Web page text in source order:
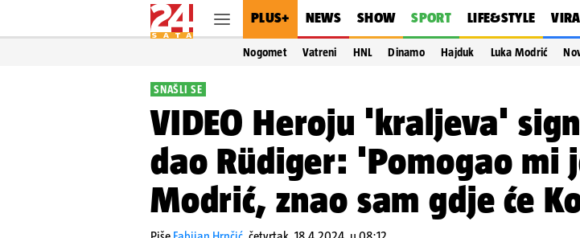
PLUS+ NEWS SHOW SPORT LIFE&STYLE
Nogomet Vatreni HNL Dinamo Hajduk Luka Modrić
SNAŠLI SE
VIDEO Heroju 'kraljeva'
dao Rüdiger: 'Pomogao mi
Modrić, znao sam gdje će